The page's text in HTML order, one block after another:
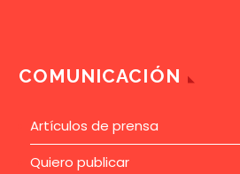
COMUNICACIÓN
Artículos de prensa
Quiero publicar